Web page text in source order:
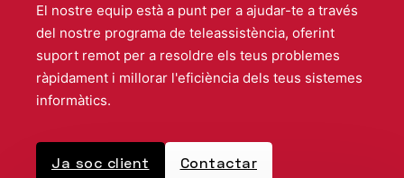
El nostre equip està a punt per a ajudar-te a través
del nostre programa de teleassistència, oferint
suport remot per a resoldre els teus problemes
ràpidament i millorar l'eficiència dels teus sistemes
informàtics.
Ja soc client Contactar